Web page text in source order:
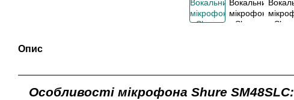
Опис
Особливості мікрофона Shure SM48SLC: